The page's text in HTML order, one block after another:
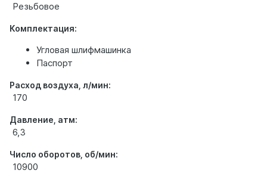
Резьбовое
Комплектация:
Угловая шлифмашинка
Паспорт
Расход воздуха, л/мин:
170
Давление, атм:
6,3
Число оборотов, об/мин:
10900